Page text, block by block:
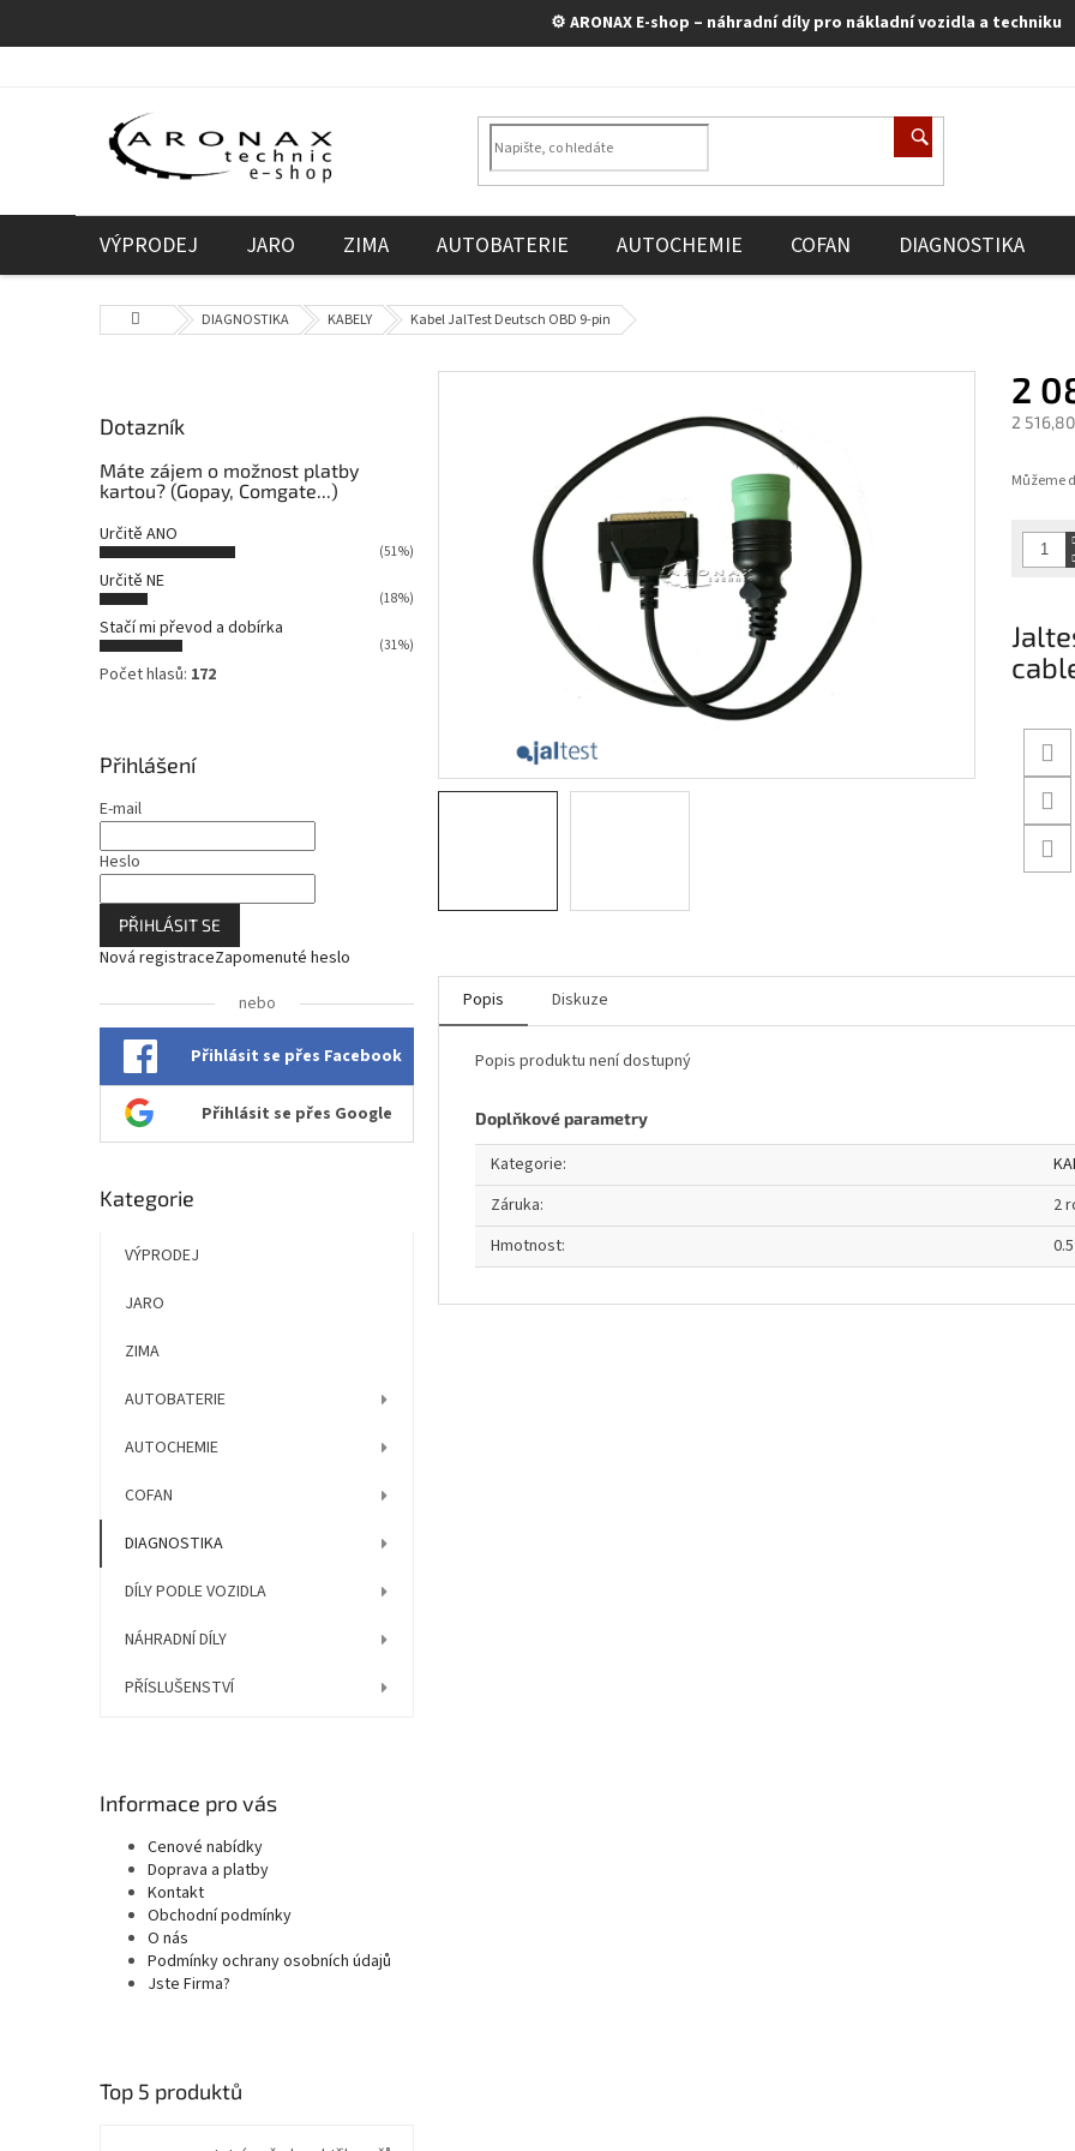
⚙️ ARONAX E-shop – náhradní díly pro nákladní vozidla a techniku
VÝPRODEJ JARO ZIMA AUTOBATERIE AUTOCHEMIE COFAN DIAGNOSTIKA
Domů DIAGNOSTIKA KABELY Kabel JalTest Deutsch OBD 9-pin
s
t
r
n
n
í
p
a
n
Dotazník
Máte zájem o možnost platby
kartou? (Gopay, Comgate...)
Určitě ANO
(51%)
Určitě NE
(18%)
Stačí mi převod a dobírka
(31%)
Počet hlasů: 172
Přihlášení
E-mail
Heslo
PŘIHLÁSIT SE
Nová registraceZapomenuté heslo
nebo
Přihlásit se přes Facebook
Přihlásit se přes Google
Přeskočit
Kategorie
VÝPRODEJ
JARO
ZIMA
AUTOBATERIE
AUTOCHEMIE
COFAN
DIAGNOSTIKA
DÍLY PODLE VOZIDLA
NÁHRADNÍ DÍLY
PŘÍSLUŠENSTVÍ
Informace pro vás
Cenové nabídky
Doprava a platby
Kontakt
Obchodní podmínky
O nás
Podmínky ochrany osobních údajů
Jste Firma?
Top 5 produktů
2
2
cena:
Můžeme
Popis Diskuze
Popis produktu není dostupný
Doplňkové parametry
Kategorie:
Záruka:
2
Hmotnost: